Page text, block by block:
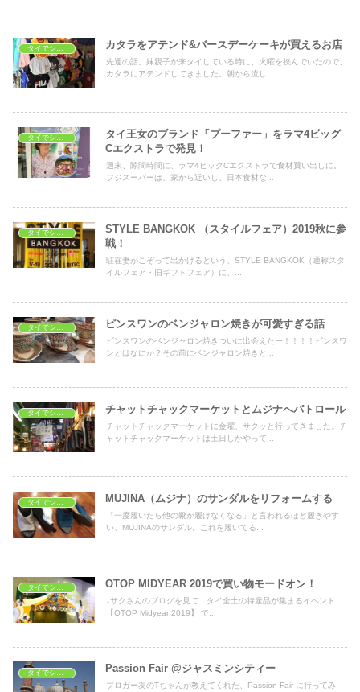
カタラをアテンド&バースデーケーキが買えるお店
先週の話。妹親子が来タイしている時に、火曜を挟んでいたので、
カタラにアテンドしてきました。朝から流し...
タイでショッピング
タイ王女のブランド「プーファー」をラマ4ビッグ
Cエクストラで発見！
週末、隙間時間に、ラマ4ビッグCエクストラで食材買い出しに。
フジスーパーは、家から近いし、日本食材な...
タイでショッピング
STYLE BANGKOK （スタイルフェア）2019秋に参
戦！
駐在妻がこぞって出かけるという、STYLE BANGKOK（通称スタ
イルフェア・旧ギフトフェア）に、...
タイでショッピング ピンスワンのベンジャロン焼きが可愛すぎる話
ピンスワンのベンジャロン焼きついに出会えたー！！！！ピンスワ
ンとはなにか？その前にベンジャロン焼きと...
チャットチャックマーケットとムジナへパトロール
チャットチャックマーケットに金曜、サクッと行ってきました。チ
ャットチャックマーケットは土日しかやって...
タイでショッピング MUJINA（ムジナ）のサンダルをリフォームする
「一度履いたら他の靴が履けなくなる」と言われるほど履きやす
い、MUJINAのサンダル。これを履いてる...
OTOP MIDYEAR 2019で買い物モードオン！
↓サクさんのブログを見て…タイ全土の特産品が集まるイベント
【OTOP Midyear 2019】 で...
Passion Fair @ジャスミンシティー
ブロガー友のTちゃんが教えてくれた、Passion Fair に行ってみ